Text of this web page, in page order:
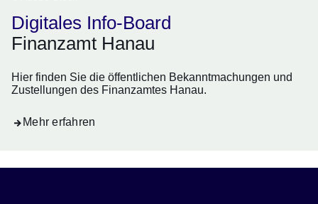
Digitales Info-Board
Finanzamt Hanau
Hier finden Sie die öffentlichen Bekanntmachungen und
Zustellungen des Finanzamtes Hanau.
Mehr erfahren